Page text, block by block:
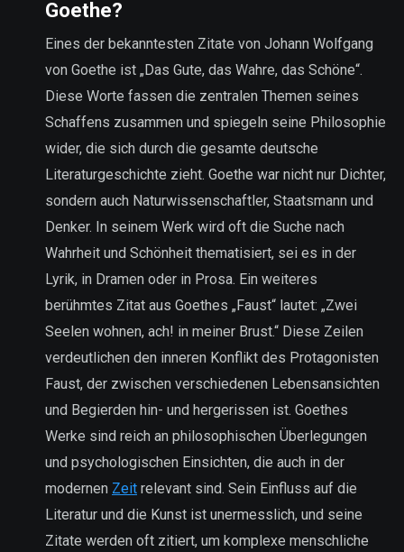
Goethe?
Eines der bekanntesten Zitate von Johann Wolfgang
von Goethe ist „Das Gute, das Wahre, das Schöne“.
Diese Worte fassen die zentralen Themen seines
Schaffens zusammen und spiegeln seine Philosophie
wider, die sich durch die gesamte deutsche
Literaturgeschichte zieht. Goethe war nicht nur Dichter,
sondern auch Naturwissenschaftler, Staatsmann und
Denker. In seinem Werk wird oft die Suche nach
Wahrheit und Schönheit thematisiert, sei es in der
Lyrik, in Dramen oder in Prosa. Ein weiteres
berühmtes Zitat aus Goethes „Faust“ lautet: „Zwei
Seelen wohnen, ach! in meiner Brust.“ Diese Zeilen
verdeutlichen den inneren Konflikt des Protagonisten
Faust, der zwischen verschiedenen Lebensansichten
und Begierden hin- und hergerissen ist. Goethes
Werke sind reich an philosophischen Überlegungen
und psychologischen Einsichten, die auch in der
modernen Zeit relevant sind. Sein Einfluss auf die
Literatur und die Kunst ist unermesslich, und seine
Zitate werden oft zitiert, um komplexe menschliche